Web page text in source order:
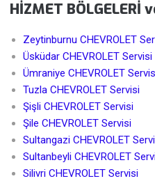
HİZMET BÖLGELERİ
Zeytinburnu CHEVROLET
Üsküdar CHEVROLET Servisi
Ümraniye CHEVROLET
Tuzla CHEVROLET Servisi
Şişli CHEVROLET Servisi
Şile CHEVROLET Servisi
Sultangazi CHEVROLET
Sultanbeyli CHEVROLET
Silivri CHEVROLET Servisi